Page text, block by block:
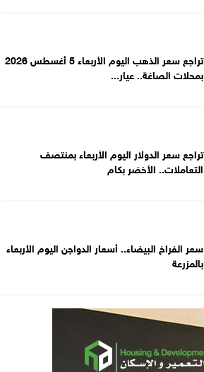
تراجع سعر الذهب اليوم الأربعاء 5 أغسطس 2026
بمحلات الصاغة.. عيار...
تراجع سعر الدولار اليوم الأربعاء بمنتصف
التعاملات.. الأخضر بكام
سعر الفراخ البيضاء.. أسعار الدواجن اليوم الأربعاء
بالمزرعة